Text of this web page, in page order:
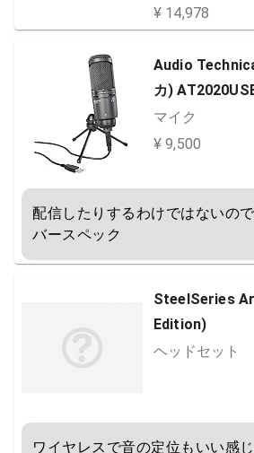
国内正規品 2年
¥ 14,978
Audio
カ)
マイク
¥ 9,500
配信したりするわけではないの
バースペック
SteelSeries
Edition)
ヘッドセット
ワイヤレスで音の定位もいい感じ